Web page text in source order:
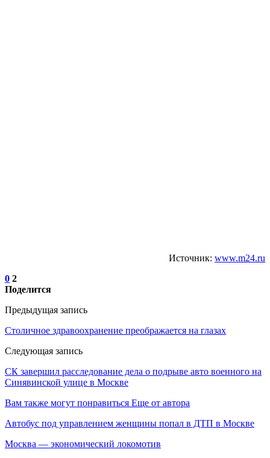
Источник: www.m24.ru
0 2
Поделится
Предыдущая запись
Столичное здравоохранение преображается на глазах
Следующая запись
СК завершил расследование дела о подрыве авто военного на
Синявинской улице в Москве
Вам также могут понравиться Еще от автора
Автобус под управлением женщины попал в ДТП в Москве
Москва — экономический локомотив